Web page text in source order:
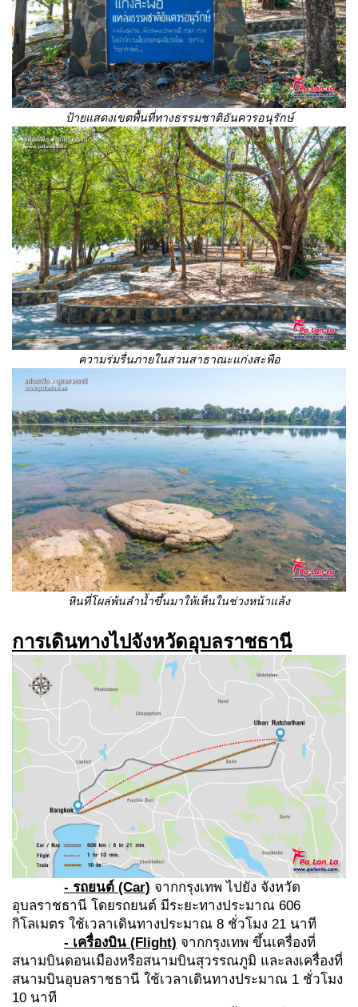
ป้ายแสดงเขตพื้นที่ทางธรรมชาติอันควรอนุรักษ์
ความร่มรื่นภายในสวนสาธาณะแก่งสะพือ
หินที่โผล่พ้นลำน้ำขึ้นมาให้เห็นในช่วงหน้าแล้ง
การเดินทางไปจังหวัดอุบลราชธานี
- รถยนต์ (Car) จากกรุงเทพ ไปยัง จังหวัด
อุบลราชธานี โดยรถยนต์ มีระยะทางประมาณ 606
กิโลเมตร ใช้เวลาเดินทางประมาณ 8 ชั่วโมง 21 นาที
- เครื่องบิน (Flight) จากกรุงเทพ ขึ้นเครื่องที่
สนามบินดอนเมืองหรือสนามบินสุวรรณภูมิ และลงเครื่องที่
สนามบินอุบลราชธานี ใช้เวลาเดินทางประมาณ 1 ชั่วโมง
10 นาที